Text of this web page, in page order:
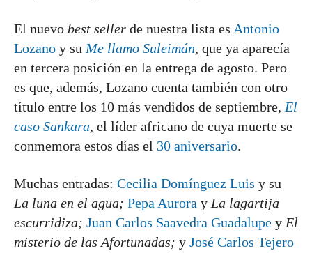
El nuevo best seller de nuestra lista es Antonio
Lozano y su Me llamo Suleimán, que ya aparecía
en tercera posición en la entrega de agosto. Pero
es que, además, Lozano cuenta también con otro
título entre los 10 más vendidos de septiembre, El
caso Sankara, el líder africano de cuya muerte se
conmemora estos días el 30 aniversario.
Muchas entradas: Cecilia Domínguez Luis y su
La luna en el agua; Pepa Aurora y La lagartija
escurridiza; Juan Carlos Saavedra Guadalupe y El
misterio de las Afortunadas; y José Carlos Tejero